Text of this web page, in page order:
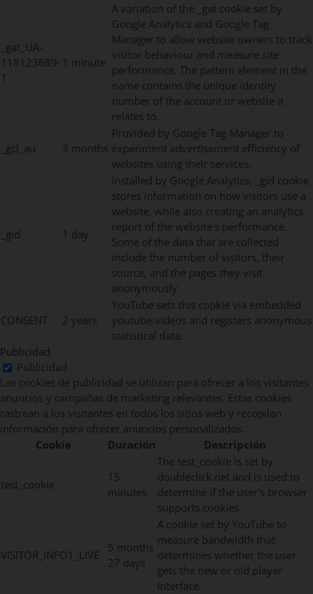
_gat_UA-
118123689-
1
1 minute
A variation of the _gat cookie set by
Google Analytics and Google Tag
Manager to allow website owners to track
visitor behaviour and measure site
performance. The pattern element in the
name contains the unique identity
number of the account or website it
relates to.
_gcl_au 3 months
Provided by Google Tag Manager to
experiment advertisement efficiency of
websites using their services.
_gid 1 day
Installed by Google Analytics, _gid cookie
stores information on how visitors use a
website, while also creating an analytics
report of the website's performance.
Some of the data that are collected
include the number of visitors, their
source, and the pages they visit
anonymously.
CONSENT 2 years
YouTube sets this cookie via embedded
youtube-videos and registers anonymous
statistical data.
Publicidad
Publicidad
Las cookies de publicidad se utilizan para ofrecer a los visitantes
anuncios y campañas de marketing relevantes. Estas cookies
rastrean a los visitantes en todos los sitios web y recopilan
información para ofrecer anuncios personalizados.
Cookie
Duración Descripción
test_cookie
15
minutes
The test_cookie is set by
doubleclick.net and is used to
determine if the user's browser
supports cookies.
VISITOR_INFO1_LIVE
5 months
27 days
A cookie set by YouTube to
measure bandwidth that
determines whether the user
gets the new or old player
interface.